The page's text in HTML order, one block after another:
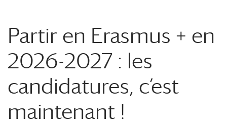
Partir en Erasmus + en
2026-2027 : les
candidatures, c’est
maintenant !